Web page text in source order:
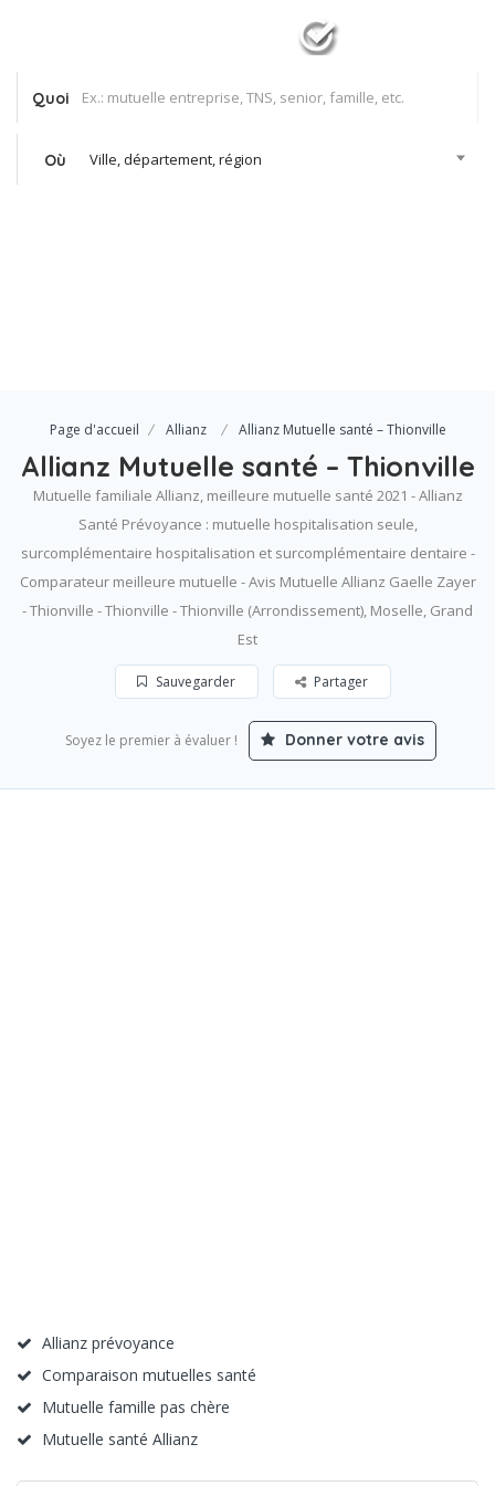
Quoi
Où Ville, département, région
Page d'accueil Allianz Allianz Mutuelle santé – Thionville
Allianz Mutuelle santé – Thionville
Mutuelle familiale Allianz, meilleure mutuelle santé 2021 - Allianz
Santé Prévoyance : mutuelle hospitalisation seule,
surcomplémentaire hospitalisation et surcomplémentaire dentaire -
Comparateur meilleure mutuelle - Avis Mutuelle Allianz Gaelle Zayer
- Thionville - Thionville - Thionville (Arrondissement), Moselle, Grand
Est
Sauvegarder Partager
Soyez le premier à évaluer ! Donner votre avis
Allianz prévoyance
Comparaison mutuelles santé
Mutuelle famille pas chère
Mutuelle santé Allianz